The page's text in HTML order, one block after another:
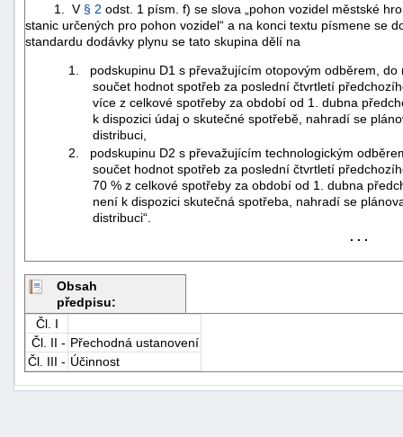
1. V § 2 odst. 1 písm. f) se slova „pohon vozidel městské
stanic určených pro pohon vozidel“ a na konci textu písmene se
standardu dodávky plynu se tato skupina dělí na
1. podskupinu D1 s převažujícím otopovým odběrem,
součet hodnot spotřeb za poslední čtvrtletí
více z celkové spotřeby za období od 1. dubna
k dispozici údaj o skutečné spotřebě, nahradí se
distribuci,
2. podskupinu D2 s převažujícím technologickým
součet hodnot spotřeb za poslední čtvrtletí
70 % z celkové spotřeby za období od 1. dubna
není k dispozici skutečná spotřeba, nahradí se
distribuci“.
. . .
Obsah
předpisu:
Čl. I
Čl. II - Přechodná ustanovení
Čl. III - Účinnost